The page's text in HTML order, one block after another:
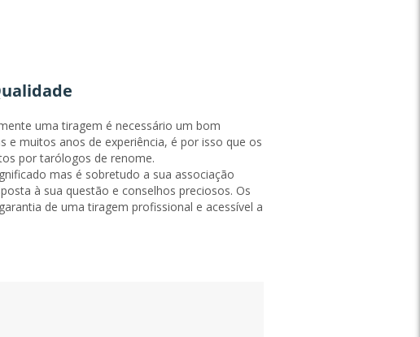
uma tiragem é necessário um bom
e muitos anos de experiência, é por isso que os
por tarólogos de renome.
mas é sobretudo a sua associação
à sua questão e conselhos preciosos. Os
de uma tiragem profissional e acessível a